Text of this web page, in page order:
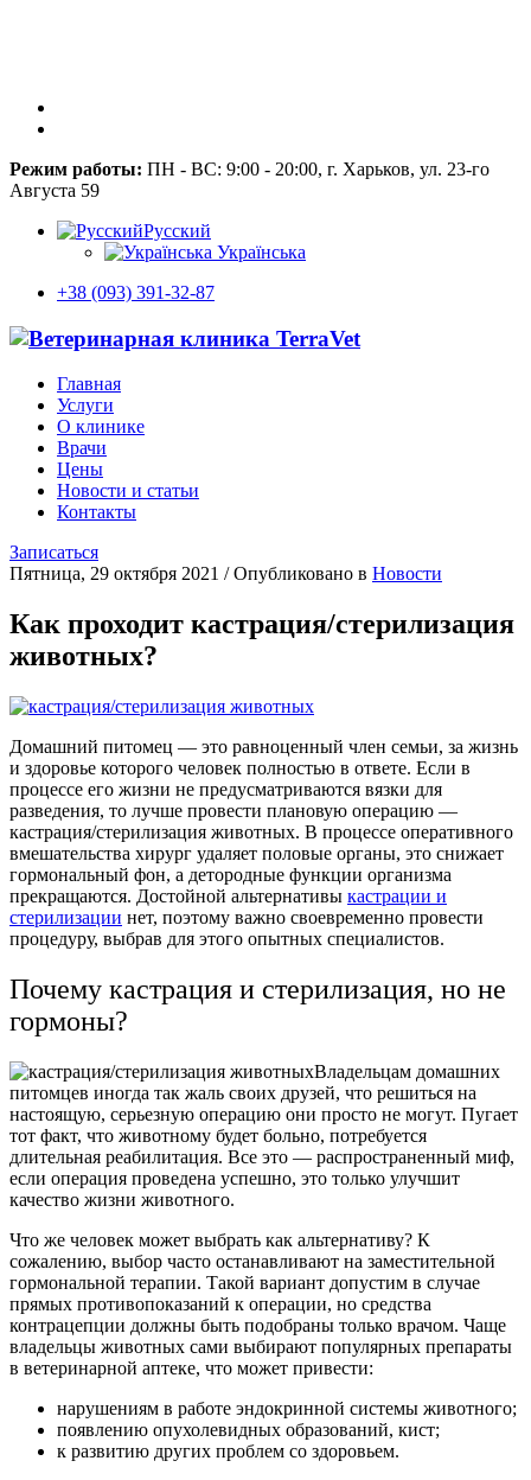
Режим работы: ПН - ВС: 9:00 - 20:00, г. Харьков, ул. 23-го
Августа 59
Русский
Українська
+38 (093) 391-32-87
Главная
Услуги
О клинике
Врачи
Цены
Новости и статьи
Контакты
Записаться
Пятница, 29 октября 2021 /Опубликовано в Новости
Как проходит кастрация/стерилизация
животных?
Домашний питомец — это равноценный член семьи, за жизнь
и здоровье которого человек полностью в ответе. Если в
процессе его жизни не предусматриваются вязки для
разведения, то лучше провести плановую операцию —
кастрация/стерилизация животных. В процессе оперативного
вмешательства хирург удаляет половые органы, это снижает
гормональный фон, а детородные функции организма
прекращаются. Достойной альтернативы кастрации и
стерилизации нет, поэтому важно своевременно провести
процедуру, выбрав для этого опытных специалистов.
Почему кастрация и стерилизация, но не
гормоны?
Владельцам домашних
питомцев иногда так жаль своих друзей, что решиться на
настоящую, серьезную операцию они просто не могут. Пугает
тот факт, что животному будет больно, потребуется
длительная реабилитация. Все это — распространенный миф,
если операция проведена успешно, это только улучшит
качество жизни животного.
Что же человек может выбрать как альтернативу? К
сожалению, выбор часто останавливают на заместительной
гормональной терапии. Такой вариант допустим в случае
прямых противопоказаний к операции, но средства
контрацепции должны быть подобраны только врачом. Чаще
владельцы животных сами выбирают популярных препараты
в ветеринарной аптеке, что может привести:
нарушениям в работе эндокринной системы животного;
появлению опухолевидных образований, кист;
к развитию других проблем со здоровьем.